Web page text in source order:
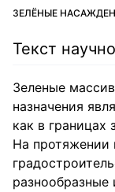
ЗЕЛЁНЫЕ
Текст
Зеленые
назначения
как в границах
На протяжении